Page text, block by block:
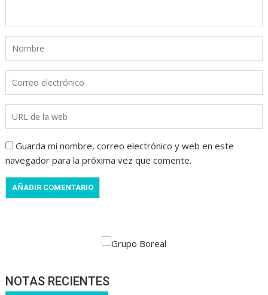
Guarda mi nombre, correo electrónico y web en este
navegador para la próxima vez que comente.
NOTAS RECIENTES